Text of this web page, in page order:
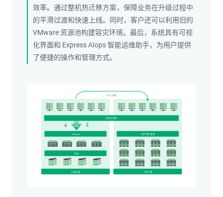
效率。通过整机热迁移方案，保障业务在升级过程中
的平滑过渡和快速上线。同时，客户还可以利用旧的
VMware 资源池构建容灾环境。最后，系统具有可视
化界面和 Express AIops 智能运维助手，为用户提供
了便捷的操作和管理方式。